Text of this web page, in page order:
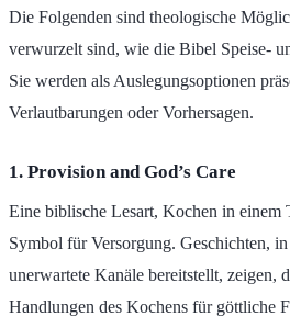
Die Folgenden sind theologische
verwurzelt sind, wie die Bibel Speise-
Sie werden als Auslegungsoptionen
Verlautbarungen oder Vorhersagen.
1. Provision and God’s Care
Eine biblische Lesart, Kochen in einem
Symbol für Versorgung. Geschichten,
unerwartete Kanäle bereitstellt, zeigen,
Handlungen des Kochens für göttliche